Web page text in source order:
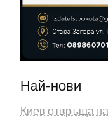
Най-нови
Киев отвръща